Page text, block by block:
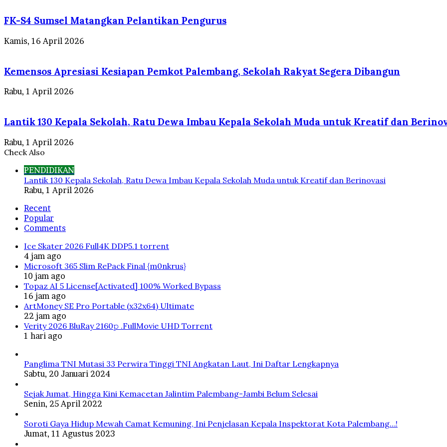
FK-S4 Sumsel Matangkan Pelantikan Pengurus
Kamis, 16 April 2026
Kemensos Apresiasi Kesiapan Pemkot Palembang, Sekolah Rakyat Segera Dibangun
Rabu, 1 April 2026
Lantik 130 Kepala Sekolah, Ratu Dewa Imbau Kepala Sekolah Muda untuk Kreatif dan
Rabu, 1 April 2026
Check Also
PENDIDIKAN
Lantik 130 Kepala Sekolah, Ratu Dewa Imbau Kepala Sekolah Muda untuk Kreatif dan Berinovasi
Rabu, 1 April 2026
Recent
Popular
Comments
Ice Skater 2026 Full4K DDP5.1 torrent
4 jam ago
Microsoft 365 Slim RePack Final {m0nkrus}
10 jam ago
Topaz AI 5 License[Activated] 100% Worked Bypass
16 jam ago
ArtMoney SE Pro Portable (x32x64) Ultimate
22 jam ago
Verity 2026 BluRay 2160𝚙 .FullMov𝗂e UHD Torrent
1 hari ago
Panglima TNI Mutasi 33 Perwira Tinggi TNI Angkatan Laut, Ini Daftar Lengkapnya
Sabtu, 20 Januari 2024
Sejak Jumat, Hingga Kini Kemacetan Jalintim Palembang-Jambi Belum Selesai
Senin, 25 April 2022
Soroti Gaya Hidup Mewah Camat Kemuning, Ini Penjelasan Kepala Inspektorat Kota Palembang…!
Jumat, 11 Agustus 2023